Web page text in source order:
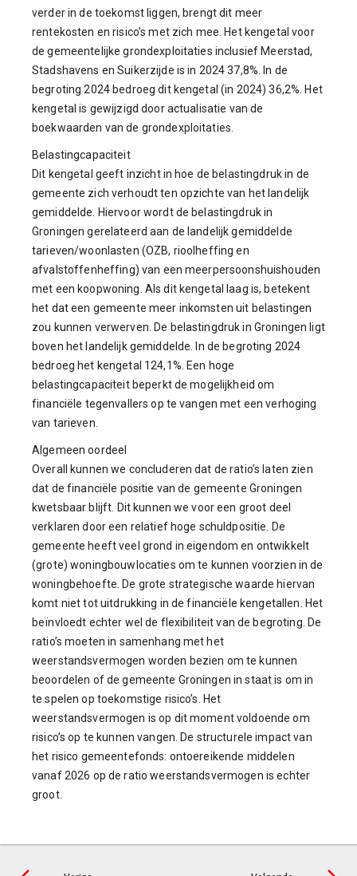
verder in de toekomst liggen, brengt dit meer
rentekosten en risico’s met zich mee. Het kengetal voor
de gemeentelijke grondexploitaties inclusief Meerstad,
Stadshavens en Suikerzijde is in 2024 37,8%. In de
begroting 2024 bedroeg dit kengetal (in 2024) 36,2%. Het
kengetal is gewijzigd door actualisatie van de
boekwaarden van de grondexploitaties.
Belastingcapaciteit
Dit kengetal geeft inzicht in hoe de belastingdruk in de
gemeente zich verhoudt ten opzichte van het landelijk
gemiddelde. Hiervoor wordt de belastingdruk in
Groningen gerelateerd aan de landelijk gemiddelde
tarieven/woonlasten (OZB, rioolheffing en
afvalstoffenheffing) van een meerpersoonshuishouden
met een koopwoning. Als dit kengetal laag is, betekent
het dat een gemeente meer inkomsten uit belastingen
zou kunnen verwerven. De belastingdruk in Groningen ligt
boven het landelijk gemiddelde. In de begroting 2024
bedroeg het kengetal 124,1%. Een hoge
belastingcapaciteit beperkt de mogelijkheid om
financiële tegenvallers op te vangen met een verhoging
van tarieven.
Algemeen oordeel
Overall kunnen we concluderen dat de ratio’s laten zien
dat de financiële positie van de gemeente Groningen
kwetsbaar blijft. Dit kunnen we voor een groot deel
verklaren door een relatief hoge schuldpositie. De
gemeente heeft veel grond in eigendom en ontwikkelt
(grote) woningbouwlocaties om te kunnen voorzien in de
woningbehoefte. De grote strategische waarde hiervan
komt niet tot uitdrukking in de financiële kengetallen. Het
beïnvloedt echter wel de flexibiliteit van de begroting. De
ratio’s moeten in samenhang met het
weerstandsvermogen worden bezien om te kunnen
beoordelen of de gemeente Groningen in staat is om in
te spelen op toekomstige risico’s. Het
weerstandsvermogen is op dit moment voldoende om
risico’s op te kunnen vangen. De structurele impact van
het risico gemeentefonds: ontoereikende middelen
vanaf 2026 op de ratio weerstandsvermogen is echter
groot.